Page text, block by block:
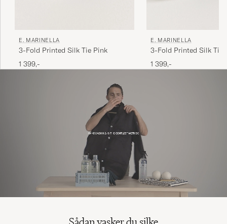
E. MARINELLA
3-Fold Printed Silk Tie Pink
1 399,-
E. MARINELLA
3-Fold Printed Silk Tie
1 399,-